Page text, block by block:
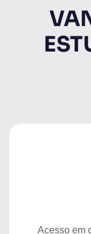
Acesso em